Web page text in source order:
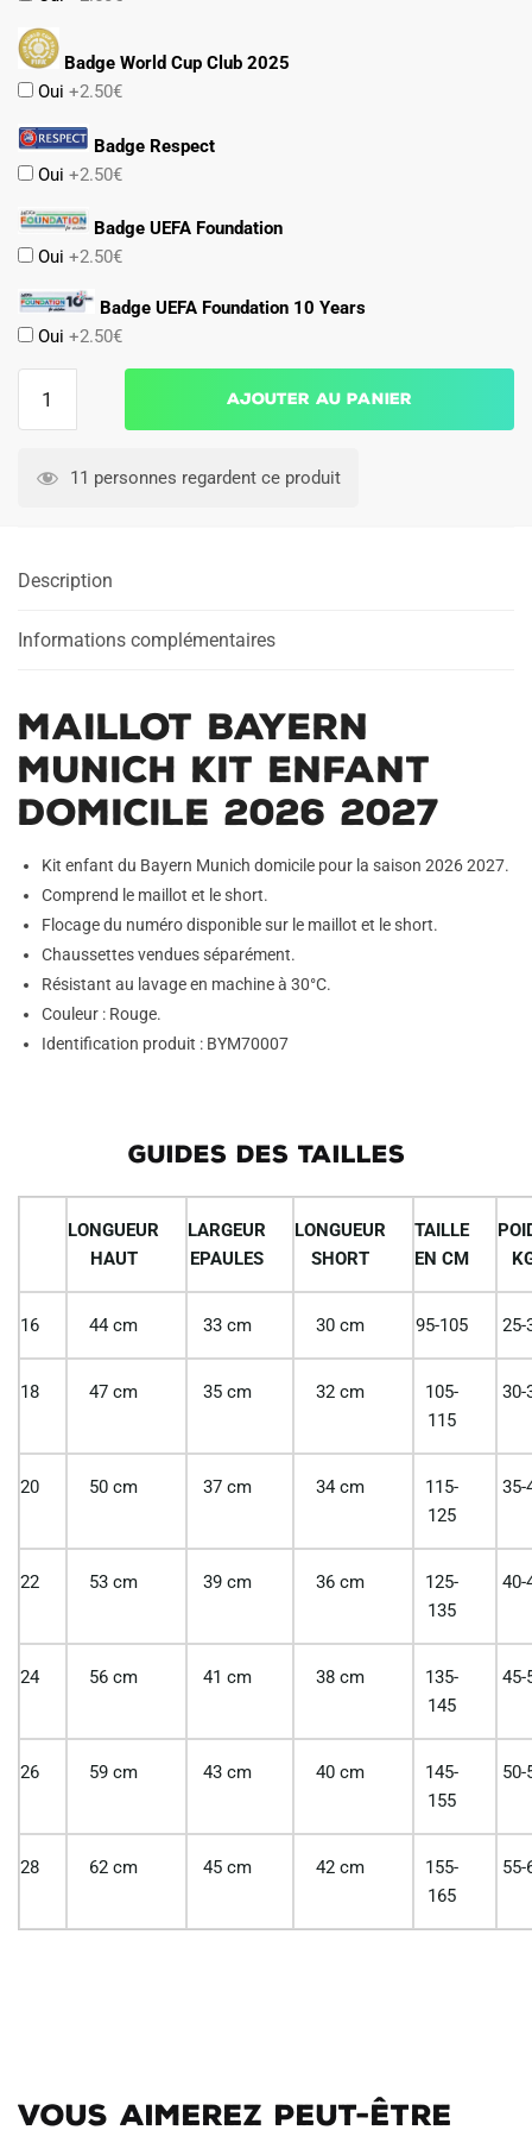
Badge World Cup Club 2025
Oui +2.50€
Badge Respect
Oui +2.50€
Badge UEFA Foundation
Oui +2.50€
Badge UEFA Foundation 10 Years
Oui +2.50€
Bayern
Domicile
2027
Ajouter au panier
11 personnes regardent ce produit
Description
Informations complémentaires
Maillot Bayern
Munich Kit Enfant
Domicile 2026 2027
Kit enfant du Bayern Munich domicile pour la saison 2026 2027.
Comprend le maillot et le short.
Flocage du numéro disponible sur le maillot et le short.
Chaussettes vendues séparément.
Résistant au lavage en machine à 30°C.
Couleur : Rouge.
Identification produit : BYM70007
GUIDES DES TAILLES
LONGUEUR
HAUT
LARGEUR
EPAULES
LONGUEUR
SHORT
TAILLE
EN CM
16 44 cm 33 cm 30 cm 95-105 25-
18 47 cm 35 cm 32 cm
105-
115
30-
20 50 cm 37 cm 34 cm
115-
125
35-
22 53 cm 39 cm 36 cm
125-
135
40-
24 56 cm 41 cm 38 cm
135-
145
45-
26 59 cm 43 cm 40 cm
145-
155
50-
28 62 cm 45 cm 42 cm
155-
165
55-
Vous aimerez peut-être